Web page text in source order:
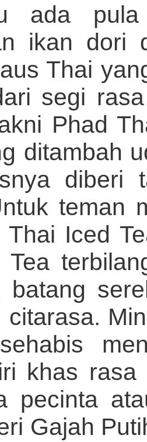
ada
ikan dori
Thai
segi
Phad
ditambah
diberi
teman
Thai Iced
batang
citarasa.
khas rasa
pecinta
Gajah